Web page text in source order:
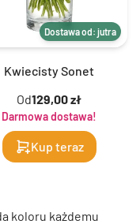
Dostawa od: jutra
Kwiecisty Sonet
Od129,00 zł
Darmowa dostawa!
Kup teraz
koloru każdemu